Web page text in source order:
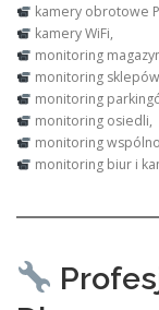
kamery obrotowe
kamery WiFi,
monitoring
monitoring
monitoring
monitoring osiedli,
monitoring
monitoring biur i